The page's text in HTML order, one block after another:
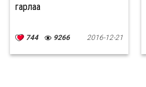
гарлаа
744 9266 2016-12-21